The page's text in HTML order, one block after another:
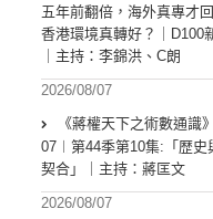
五年前翻倍，海外真專才
香港環境真轉好？｜D100
｜主持：李錦洪、C朗
2026/08/07
《蔣權天下之術數通識
07︱第44季第10集:「歴史
契合」｜主持：蔣匡文
2026/08/07